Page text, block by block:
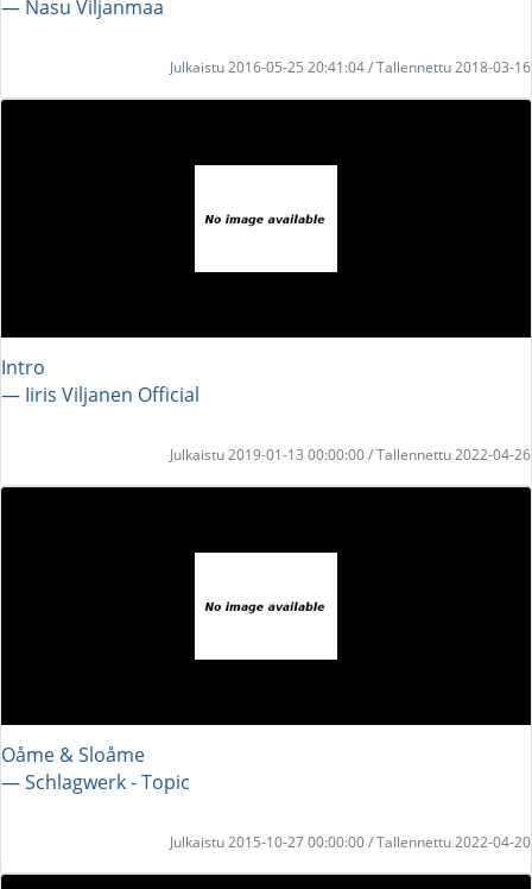
― Nasu Viljanmaa
Julkaistu 2016-05-25 20:41:04 / Tallennettu 2018-03-16
Intro
― Iiris Viljanen Official
Julkaistu 2019-01-13 00:00:00 / Tallennettu 2022-04-26
Oåme & Sloåme
― Schlagwerk - Topic
Julkaistu 2015-10-27 00:00:00 / Tallennettu 2022-04-20